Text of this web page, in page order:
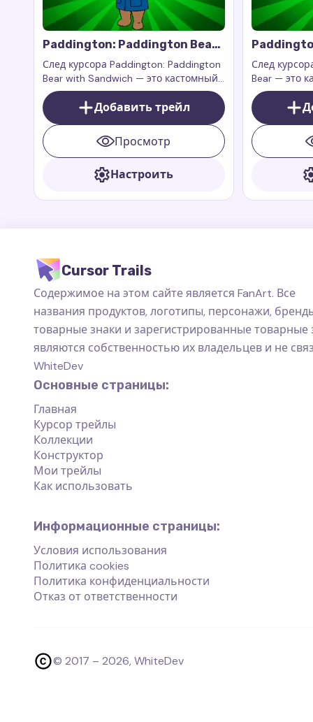
Paddington: Paddington Bear
With Sandwich Cursor Trail
След курсора Paddington: Paddington
Bear with Sandwich — это кастомный
след курсора, вдохновленный
известным персонажем
Паддингтоном, медведем из Перу из
анимационных книг и фильмов
Paddington
Добавить трейл
Просмотр
Настроить
Cursor
След
Bear — это
Перу,
многих
Paddington
Cursor Trails
Содержимое на этом сайте является FanArt. Все
названия продуктов, логотипы, персонажи,
товарные знаки и зарегистрированные товарные
являются собственностью их владельцев и не
WhiteDev
Основные страницы:
Главная
Курсор трейлы
Коллекции
Конструктор
Мои трейлы
Как использовать
Информационные страницы:
Условия использования
Политика cookies
Политика конфиденциальности
Отказ от ответственности
© 2017 – 2026, WhiteDev